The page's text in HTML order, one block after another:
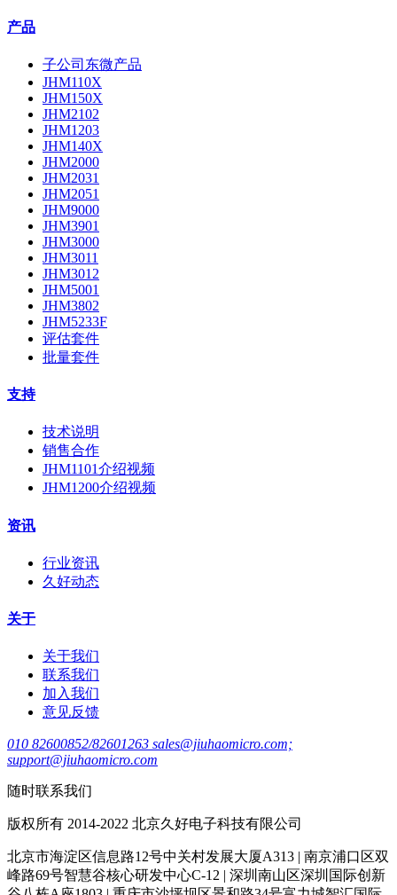
产品
子公司东微产品
JHM110X
JHM150X
JHM2102
JHM1203
JHM140X
JHM2000
JHM2031
JHM2051
JHM9000
JHM3901
JHM3000
JHM3011
JHM3012
JHM5001
JHM3802
JHM5233F
评估套件
批量套件
支持
技术说明
销售合作
JHM1101介绍视频
JHM1200介绍视频
资讯
行业资讯
久好动态
关于
关于我们
联系我们
加入我们
意见反馈
010 82600852/82601263 sales@jiuhaomicro.com;
support@jiuhaomicro.com
随时联系我们
版权所有 2014-2022 北京久好电子科技有限公司
北京市海淀区信息路12号中关村发展大厦A313 | 南京浦口区双
峰路69号智慧谷核心研发中心C-12 | 深圳南山区深圳国际创新